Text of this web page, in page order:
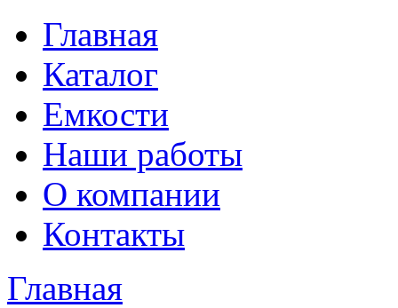
Главная
Каталог
Емкости
Наши работы
О компании
Контакты
Главная